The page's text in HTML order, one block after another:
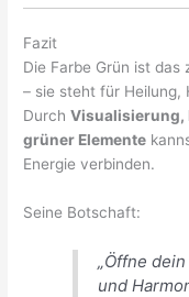
Fazit
Die Farbe Grün ist das
– sie steht für Heilung,
DurchVisualisierung,
grüner Elemente
Energie verbinden.
Seine Botschaft:
„Öffne
und